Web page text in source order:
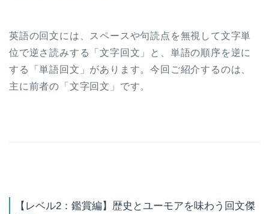
英語の回文には、スペースや句読点を無視して文字単
位で逆さ読みする「文字回文」と、単語の順序を逆に
する「単語回文」があります。今回ご紹介するのは、
主に前者の「文字回文」です。
【レベル2：鑑賞編】歴史とユーモアを味わう回文傑